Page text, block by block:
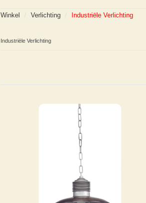
Winkel Verlichting Industriële Verlichting
Industriële Verlichting